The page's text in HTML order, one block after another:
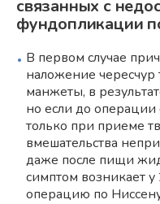
связанных с
фундопликации
В первом случае
наложение чересчур
манжеты, в
но если до операции
только при приеме
вмешательства
даже после пищи
симптом возникает
операцию по